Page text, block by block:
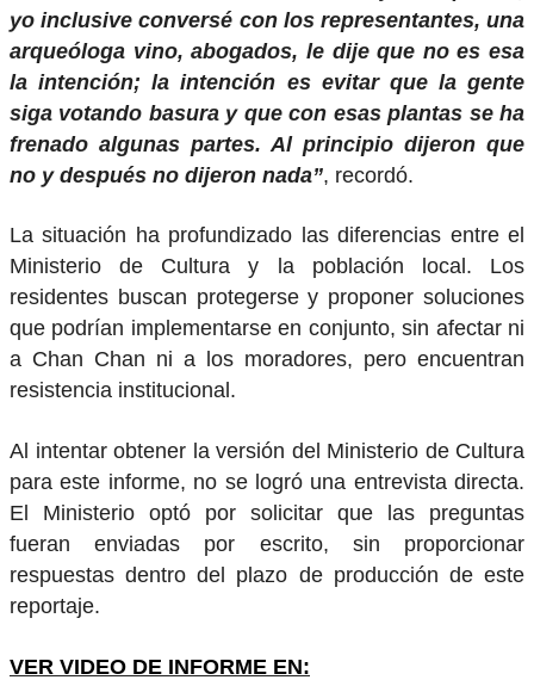
yo inclusive conversé con los representantes, una
arqueóloga vino, abogados, le dije que no es esa
la intención; la intención es evitar que la gente
siga votando basura y que con esas plantas se ha
frenado algunas partes. Al principio dijeron que
no y después no dijeron nada”, recordó.
La situación ha profundizado las diferencias entre el
Ministerio de Cultura y la población local. Los
residentes buscan protegerse y proponer soluciones
que podrían implementarse en conjunto, sin afectar ni
a Chan Chan ni a los moradores, pero encuentran
resistencia institucional.
Al intentar obtener la versión del Ministerio de Cultura
para este informe, no se logró una entrevista directa.
El Ministerio optó por solicitar que las preguntas
fueran enviadas por escrito, sin proporcionar
respuestas dentro del plazo de producción de este
reportaje.
VER VIDEO DE INFORME EN: